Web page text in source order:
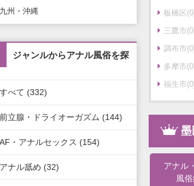
五反田・品川・高輪・蒲田
新橋・汐留・銀座・六本木・赤
上野・鶯谷・神田・秋葉原
錦糸町・葛西・葛飾
立川・八王子・町田
千葉県
群馬県
京都府
奈良県
和歌山県
愛知県
岐阜県
三重県
山梨県
長野県
北海道・東北全域
青森県
秋田県
山形県
岩手県
中国・四国版TOP
岡山県
鳥取県
島根県
山口県
九州・沖縄
福岡県
熊本県
佐賀県
長崎県
ジャンルからアナル風俗を探
すべて (332)
前立腺・ドライオーガズム (144)
AF・アナルセックス (154)
アナル舐め (32)
板橋区
三鷹市
調布市
多摩市
福生市
墨
アナル
風